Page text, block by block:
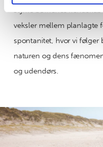
styrke børnenes
veksler mellem planlagte
spontanitet, hvor vi følger
naturen og dens
og udendørs.